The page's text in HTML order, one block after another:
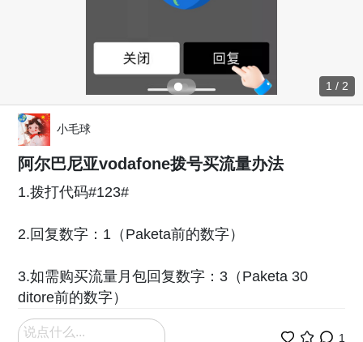
1 / 2
小毛球
阿尔巴尼亚vodafone拨号买流量办法
1.拨打代码#123#
2.回复数字：1（Paketa前的数字）
3.如需购买流量月包回复数字：3（Paketa 30
ditore前的数字）
1